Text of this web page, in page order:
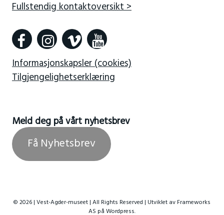
Fullstendig kontaktoversikt >
Informasjonskapsler (cookies)
Tilgjengelighetserklæring
Meld deg på vårt nyhetsbrev
Få Nyhetsbrev
© 2026 | Vest-Agder-museet | All Rights Reserved | Utviklet av Frameworks
AS på Wordpress.